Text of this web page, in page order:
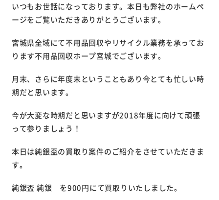
いつもお世話になっております。本日も弊社のホームペ
ージをご覧いただきありがとうございます。
宮城県全域にて不用品回収やリサイクル業務を承ってお
ります不用品回収ホープ宮城でございます。
月末、さらに年度末ということもあり今とても忙しい時
期だと思います。
今が大変な時期だと思いますが2018年度に向けて頑張
って参りましょう！
本日は純銀盃の買取り案件のご紹介をさせていただきま
す。
純銀盃 純銀 を900円にて買取りいたしました。